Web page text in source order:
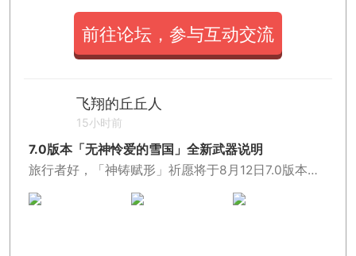
前往论坛，参与互动交流
飞翔的丘丘人
15小时前
7.0版本「无神怜爱的雪国」全新武器说明
旅行者好，「神铸赋形」祈愿将于8月12日7.0版本更新后开启，期间全新武器「单手剑·白湖冬羽」的获取概率将大幅提升！此外，旅行者还可通过完成魔神任务、锻造、开启「纪行宝匣」等方式获得更多全新武器，一起看看吧~